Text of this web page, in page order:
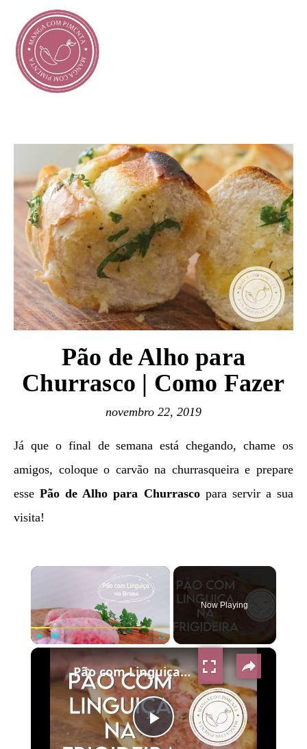
Pão de Alho para
Churrasco | Como Fazer
novembro 22, 2019
Já que o final de semana está chegando, chame os
amigos, coloque o carvão na churrasqueira e prepare
essePão de Alho para Churrascopara servir a sua
visita!
×
Now Playing
×
Play
Pão com Linguiça Churrasco Frigideira